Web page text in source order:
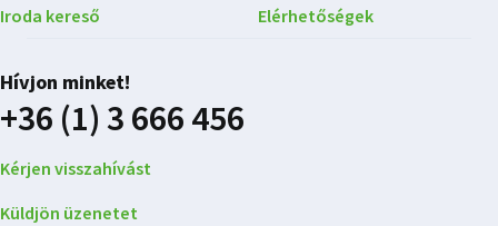
Iroda kereső Elérhetőségek
Hívjon minket!
+36 (1) 3 666 456
Kérjen visszahívást
Küldjön üzenetet